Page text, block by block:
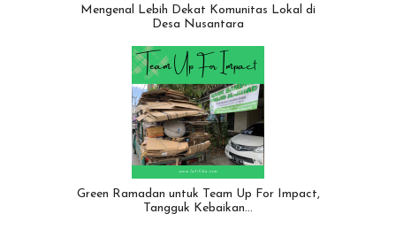
Mengenal Lebih Dekat Komunitas Lokal di
Desa Nusantara
Green Ramadan untuk Team Up For Impact,
Tangguk Kebaikan…